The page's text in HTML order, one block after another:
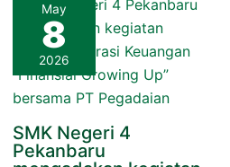
May
8
2026
SMK Negeri 4
Pekanbaru